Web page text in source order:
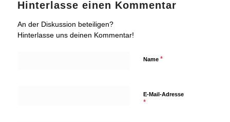
Hinterlasse einen Kommentar
An der Diskussion beteiligen?
Hinterlasse uns deinen Kommentar!
Name *
E-Mail-Adresse
*